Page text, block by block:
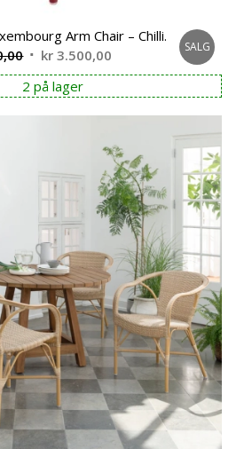
Arm Chair – Chilli.
Opprinnelig
pris
var:
kr 3.890,00.
kr 3.500,00 Nåværende
pris
er:
kr 3.500,00.
SALG
2 på lager